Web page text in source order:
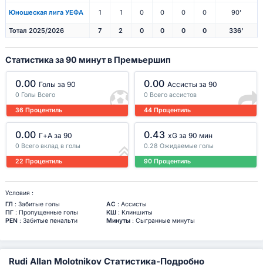
Юношеская лига УЕФА 1 1 0 0 0 0 90'
Тотал 2025/2026 7 2 0 0 0 0 336'
Статистика за 90 минут в Премьершип
0.00 Голы за 90
0 Голы Всего
36 Процентиль
0.00 Ассисты за 90
0 Всего ассистов
44 Процентиль
0.00 Г+A за 90
0 Всего вклад в голы
22 Процентиль
0.43 xG за 90 мин
0.28 Ожидаемые голы
90 Процентиль
Условия :
ГЛ : Забитые голы АС : Ассисты
ПГ: Пропущенные голы КШ: Клиншиты
PEN: Забитые пенальти Минуты: Сыгранные минуты
Rudi Allan Molotnikov Статистика-Подробно